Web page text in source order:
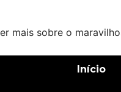
mais sobre o
Início